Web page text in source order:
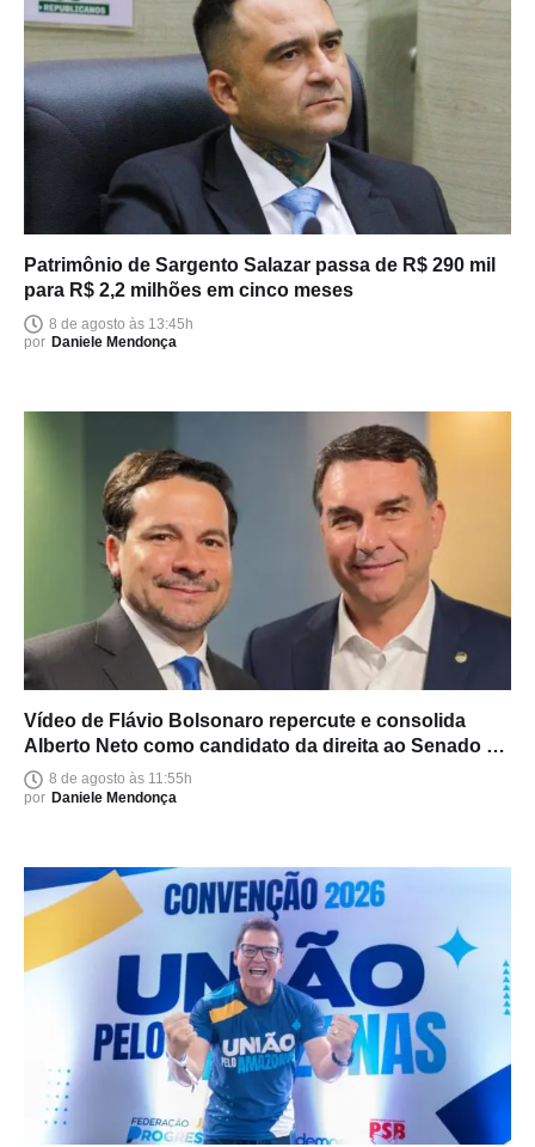
Patrimônio de Sargento Salazar passa de R$ 290 mil
para R$ 2,2 milhões em cinco meses
8 de agosto às 13:45h
por Daniele Mendonça
Vídeo de Flávio Bolsonaro repercute e consolida
Alberto Neto como candidato da direita ao Senado no
Amazonas
8 de agosto às 11:55h
por Daniele Mendonça